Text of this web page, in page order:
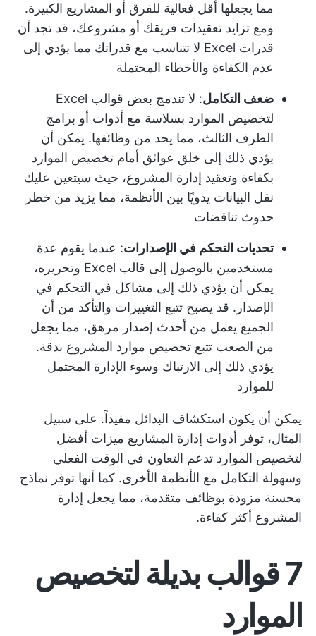
مما يجعلها أقل فعالية للفرق أو المشاريع الكبيرة.
ومع تزايد تعقيدات فريقك أو مشروعك، قد تجد أن
قدرات Excel لا تتناسب مع قدراتك مما يؤدي إلى
عدم الكفاءة والأخطاء المحتملة
ضعف التكامل
: لا تندمج بعض قوالب Excel
لتخصيص الموارد بسلاسة مع أدوات أو برامج
الطرف الثالث، مما يحد من وظائفها. يمكن أن
يؤدي ذلك إلى خلق عوائق أمام تخصيص الموارد
بكفاءة وتعقيد إدارة المشروع، حيث سيتعين عليك
نقل البيانات يدويًا بين الأنظمة، مما يزيد من خطر
حدوث تناقضات
تحديات التحكم في الإصدارات: عندما يقوم عدة
مستخدمين بالوصول إلى قالب Excel وتحريره،
يمكن أن يؤدي ذلك إلى مشاكل في التحكم في
الإصدار. قد يصبح تتبع التغييرات والتأكد من أن
الجميع يعمل من أحدث إصدار مرهق، مما يجعل
من الصعب تتبع تخصيص موارد المشروع بدقة.
يؤدي ذلك إلى الارتباك وسوء الإدارة المحتمل
للموارد
يمكن أن يكون استكشاف البدائل مفيداً. على سبيل
المثال، توفر أدوات إدارة المشاريع ميزات أفضل
لتخصيص الموارد تدعم التعاون في الوقت الفعلي
وسهولة التكامل مع الأنظمة الأخرى. كما أنها توفر نماذج
محسنة مزودة بوظائف متقدمة، مما يجعل إدارة
المشروع أكثر كفاءة.
7 قوالب بديلة لتخصيص
الموارد